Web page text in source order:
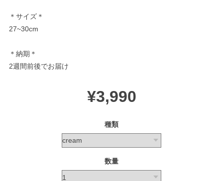
＊サイズ＊
27~30cm
＊納期＊
2週間前後でお届け
¥3,990
種類
数量